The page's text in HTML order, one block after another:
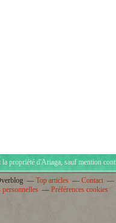
la propriété d'Ariaga, sauf mention
Top articles
Contact
personnelles Préférences cookies